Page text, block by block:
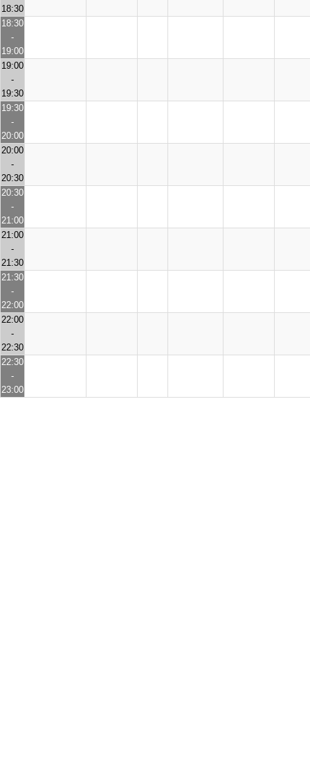
18:30
18:30
-
19:00
19:00
-
19:30
19:30
-
20:00
20:00
-
20:30
20:30
-
21:00
21:00
-
21:30
21:30
-
22:00
22:00
-
22:30
22:30
-
23:00